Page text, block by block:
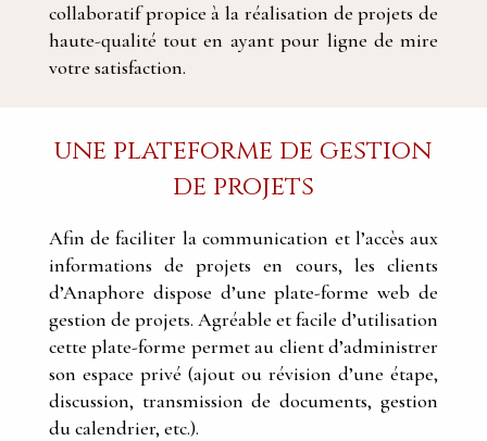
collaboratif propice à la réalisation de projets de
haute-qualité tout en ayant pour ligne de mire
votre satisfaction.
une plateforme de gestion
de projets
Afin de faciliter la communication et l’accès aux
informations de projets en cours, les clients
d’Anaphore dispose d’une plate-forme web de
gestion de projets. Agréable et facile d’utilisation
cette plate-forme permet au client d’administrer
son espace privé (ajout ou révision d’une étape,
discussion, transmission de documents, gestion
du calendrier, etc.).